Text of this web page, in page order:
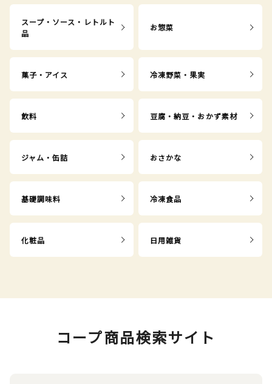
スープ・ソース・レトルト
品
お惣菜
菓子・アイス 冷凍野菜・果実
飲料 豆腐・納豆・おかず素材
ジャム・缶詰 おさかな
基礎調味料 冷凍食品
化粧品 日用雑貨
コープ商品検索サイト